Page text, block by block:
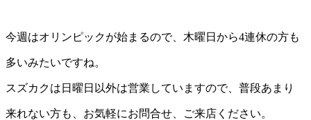
今週はオリンピックが始まるので、木曜日から4連休の方も
多いみたいですね。
スズカクは日曜日以外は営業していますので、普段あまり
来れない方も、お気軽にお問合せ、ご来店ください。